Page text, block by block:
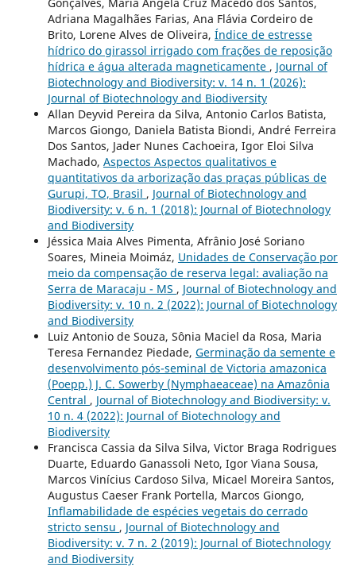
Adriana Magalhães Farias, Ana Flávia Cordeiro de
Brito, Lorene Alves de Oliveira, Índice de estresse
hídrico do girassol irrigado com frações de reposição
hídrica e água alterada magneticamente , Journal of
Biotechnology and Biodiversity: v. 14 n. 1 (2026):
Journal of Biotechnology and Biodiversity
Allan Deyvid Pereira da Silva, Antonio Carlos Batista,
Marcos Giongo, Daniela Batista Biondi, André Ferreira
Dos Santos, Jader Nunes Cachoeira, Igor Eloi Silva
Machado, Aspectos Aspectos qualitativos e
quantitativos da arborização das praças públicas de
Gurupi, TO, Brasil , Journal of Biotechnology and
Biodiversity: v. 6 n. 1 (2018): Journal of Biotechnology
and Biodiversity
Jéssica Maia Alves Pimenta, Afrânio José Soriano
Soares, Mineia Moimáz, Unidades de Conservação por
meio da compensação de reserva legal: avaliação na
Serra de Maracaju - MS , Journal of Biotechnology and
Biodiversity: v. 10 n. 2 (2022): Journal of Biotechnology
and Biodiversity
Luiz Antonio de Souza, Sônia Maciel da Rosa, Maria
Teresa Fernandez Piedade, Germinação da semente e
desenvolvimento pós-seminal de Victoria amazonica
(Poepp.) J. C. Sowerby (Nymphaeaceae) na Amazônia
Central , Journal of Biotechnology and Biodiversity: v.
10 n. 4 (2022): Journal of Biotechnology and
Biodiversity
Francisca Cassia da Silva Silva, Victor Braga Rodrigues
Duarte, Eduardo Ganassoli Neto, Igor Viana Sousa,
Marcos Vinícius Cardoso Silva, Micael Moreira Santos,
Augustus Caeser Frank Portella, Marcos Giongo,
Inflamabilidade de espécies vegetais do cerrado
stricto sensu , Journal of Biotechnology and
Biodiversity: v. 7 n. 2 (2019): Journal of Biotechnology
and Biodiversity